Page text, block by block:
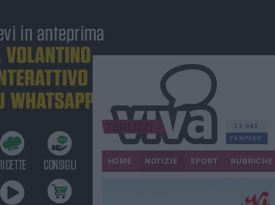
17.042
FANPAGE
HOME NOTIZIE SPORT RUBRICHE